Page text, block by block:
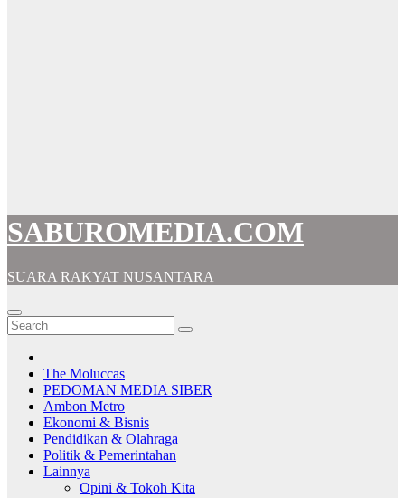
SABUROMEDIA.COM
SUARA RAKYAT NUSANTARA
The Moluccas
PEDOMAN MEDIA SIBER
Ambon Metro
Ekonomi & Bisnis
Pendidikan & Olahraga
Politik & Pemerintahan
Lainnya
Opini & Tokoh Kita